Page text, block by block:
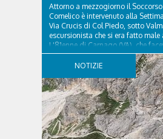
Attorno a mezzogiorno il
Comelico è intervenuto alla
Via Crucis di Col Piedo, sotto
escursionista che si era fatto
L'81enne di Carnago (VA), che
comitiva e aveva riportato un
NOTIZIE